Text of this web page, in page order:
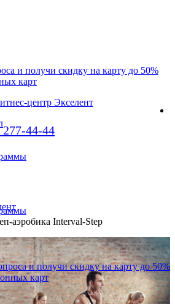
и получи скидку на карту до 50%
карт
44-44
и получи скидку на карту до 50%
карт
аэробика Interval-Step